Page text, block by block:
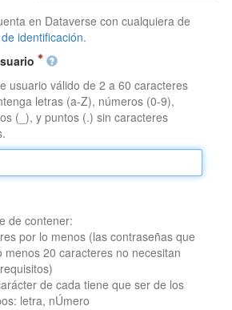
en Dataverse con cualquiera de
identificación.
usuario válido de 2 a 60 caracteres
letras (a-Z), números (0-9),
(_), y puntos (.) sin caracteres
de contener:
por lo menos (las contraseñas que
menos 20 caracteres no necesitan
de cada tiene que ser de los
letra, nÚmero